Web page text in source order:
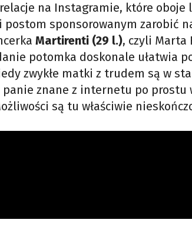
na Instagramie, które oboje
sponsorowanym zarobić
Martirenti (29 l.), czyli Marta
potomka doskonale ułatwia
zwykłe matki z trudem są w
znane z internetu po prostu
są tu właściwie